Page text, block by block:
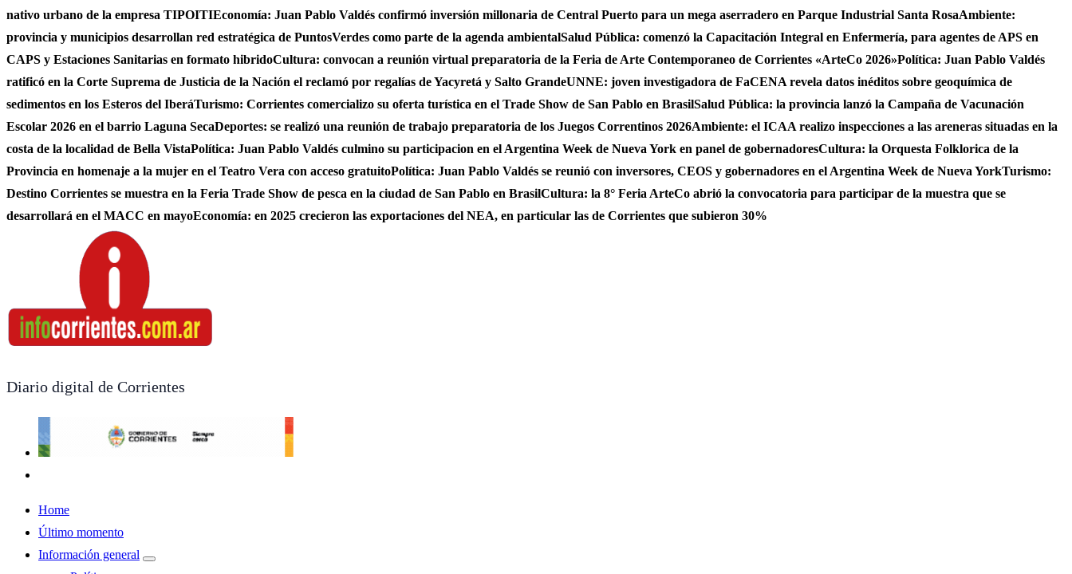
nativo urbano de la empresa TIPOITIEconomía: Juan Pablo Valdés confirmó inversión millonaria de Central Puerto para un mega aserradero en Parque Industrial Santa RosaAmbiente:
provincia y municipios desarrollan red estratégica de PuntosVerdes como parte de la agenda ambientalSalud Pública: comenzó la Capacitación Integral en Enfermería, para agentes de APS en
CAPS y Estaciones Sanitarias en formato hibridoCultura: convocan a reunión virtual preparatoria de la Feria de Arte Contemporaneo de Corrientes «ArteCo 2026»Política: Juan Pablo Valdés
ratificó en la Corte Suprema de Justicia de la Nación el reclamó por regalías de Yacyretá y Salto GrandeUNNE: joven investigadora de FaCENA revela datos inéditos sobre geoquímica de
sedimentos en los Esteros del IberáTurismo: Corrientes comercializo su oferta turística en el Trade Show de San Pablo en BrasilSalud Pública: la provincia lanzó la Campaña de Vacunación
Escolar 2026 en el barrio Laguna SecaDeportes: se realizó una reunión de trabajo preparatoria de los Juegos Correntinos 2026Ambiente: el ICAA realizo inspecciones a las areneras situadas en la
costa de la localidad de Bella VistaPolítica: Juan Pablo Valdés culmino su participacion en el Argentina Week de Nueva York en panel de gobernadoresCultura: la Orquesta Folklorica de la
Provincia en homenaje a la mujer en el Teatro Vera con acceso gratuitoPolítica: Juan Pablo Valdés se reunió con inversores, CEOS y gobernadores en el Argentina Week de Nueva YorkTurismo:
Destino Corrientes se muestra en la Feria Trade Show de pesca en la ciudad de San Pablo en BrasilCultura: la 8° Feria ArteCo abrió la convocatoria para participar de la muestra que se
desarrollará en el MACC en mayoEconomía: en 2025 crecieron las exportaciones del NEA, en particular las de Corrientes que subieron 30%
Diario digital de Corrientes
Home
Último momento
Información general